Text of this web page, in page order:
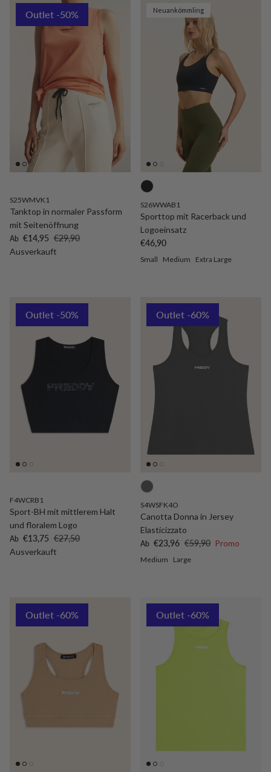
Outlet -50%
S25WMVK1
Tanktop in normaler Passform
mit Seitenöffnung
Verkaufspreis
Ab €14,95 Normaler Preis
€29,90
Ausverkauft
Neuankömmling
S26WWAB1
Sporttop mit Racerback und
Logoeinsatz
Normaler Preis
€46,90
Small Medium Extra Large
Outlet -50%
F4WCRB1
Sport-BH mit mittlerem Halt
und floralem Logo
Verkaufspreis
Ab €13,75 Normaler Preis
€27,50
Ausverkauft
Outlet -60%
S4WSFK4O
Canotta Donna in Jersey
Elasticizzato
Verkaufspreis
Ab €23,96 Normaler Preis
€59,90 Promo
Medium Large
Outlet -60% Outlet -60%